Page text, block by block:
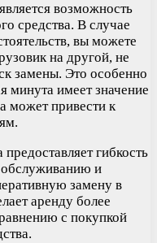
возможность
средства. В случае
вы можете
на другой, не
замены. Это особенно
минута имеет значение
может привести к
гибкость
обслуживанию и
замену в
аренду более
с покупкой